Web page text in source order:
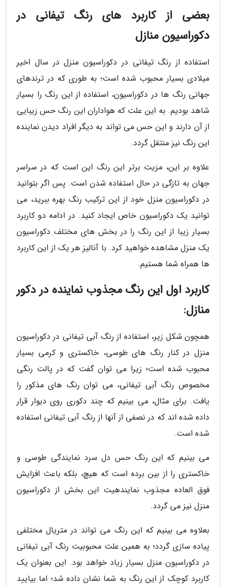
بعضی از کاربرد های رنگ تیفانی در
دکوراسیون منازل
استفاده از رنگ تیفانی در دکوراسیون منزل در سال اخیر
میلادی بسیار محبوب شده است؛ به طوری که در ترندهای
جهانی رنگ ها در دکوراسیون، استفاده از این رنگ را بسیار
شاهد بودیم. به این علت که هواداران این رنگ حس زیبایی
از آن دارند و این حس می تواند به دیگر افراد دیدن نماینده
این رنگ نیز منتقل گردد.
علاوه بر این، مزیت برتر این رنگ این است که در سراسر
جهان به تازگی در حال استفاده شدن است. پس اگر بتوانید
در دکوراسیون منزل خود از این ترکیب رنگ بهره ببرید، می
توانید یک دکوراسیون خاص ایجاد کنید. در ادامه دو کاربرد
بسیار زیبا از این رنگ را در بخش های مختلف دکوراسیون
یک منزل مشاهده خواهید کرد. با آنالیز هر یک از این کاربرد
ها همراه شما هستیم.
کاربرد اول این رنگ مجذوب نماینده در دکور
منازل:
همچون شکل زیر، استفاده از رنگ آبی تیفانی در دکوراسیون
منزل در کنار رنگ های طوسی، خاکستری و کرمی بسیار
محبوب شده است؛ زیرا می توان گفت که در پالت رنگی
مخصوص رنگ آبی تیفانی، می توان رنگ های مذکور را
یافت. برای مثال، می بینیم که چند دکوری روی دیوار قرار
داده شده اند که در نصفی از آنها از رنگ آبی تیفانی استفاده
شده است.
می بینیم که این رنگ حس دل سرد نمایندگی طوسی و
خاکستری را از بین برده است که هیچ، بلکه باعث افزایش
فوق العاده مجذوب نمایندهیت این بخش از دکوراسیون
منزل نیز می گردد.
بعلاوه می بینیم که این رنگ می تواند در متریال مختلفی
پیاده سازی گردد؛ به همین علت محبوبیت رنگ آبی تیفانی
در دکوراسیون منزل بسیار زیاد خواهد بود. این بعنوان یک
کاربرد کوچک از این رنگ به شما نشان داده شد؛ اما بیایید